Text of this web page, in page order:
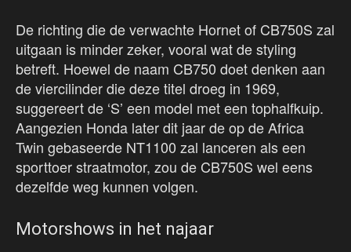
De richting die de verwachte Hornet of CB750S zal
uitgaan is minder zeker, vooral wat de styling
betreft. Hoewel de naam CB750 doet denken aan
de viercilinder die deze titel droeg in 1969,
suggereert de ‘S’ een model met een tophalfkuip.
Aangezien Honda later dit jaar de op de Africa
Twin gebaseerde NT1100 zal lanceren als een
sporttoer straatmotor, zou de CB750S wel eens
dezelfde weg kunnen volgen.
Motorshows in het najaar